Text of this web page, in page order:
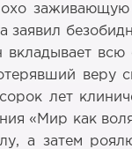
заявил
всю
веру
лет
«Мир как
а затем